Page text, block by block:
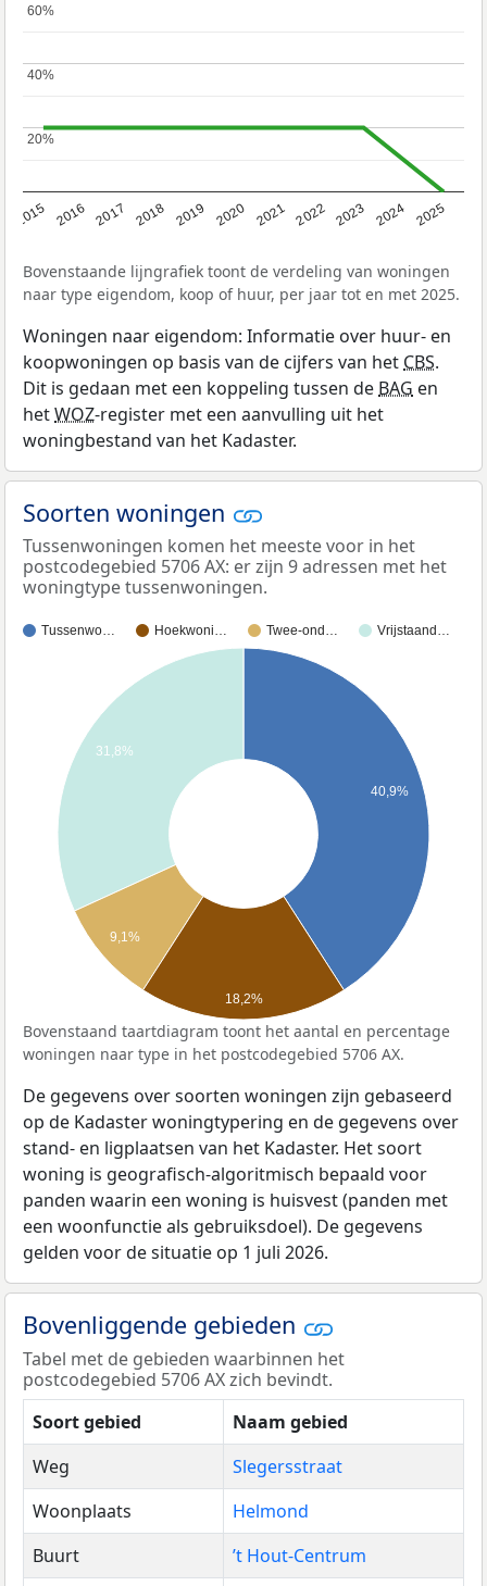
2015 2016 2017 2018 2019 2020 2021 2022 2023 2024 2025
20%
20%
40%
40%
60%
60%
Bovenstaande lijngrafiek toont de verdeling van woningen
naar type eigendom, koop of huur, per jaar tot en met 2025.
Woningen naar eigendom: Informatie over huur- en
koopwoningen op basis van de cijfers van het CBS.
Dit is gedaan met een koppeling tussen de BAG en
hetWOZ-register met een aanvulling uit het
woningbestand van het Kadaster.
Soorten woningen
Tussenwoningen komen het meeste voor in het
postcodegebied 5706 AX: er zijn 9 adressen met het
woningtype tussenwoningen.
Tussenwo… Hoekwoni… Twee-ond… Vrijstaand…
40,9%
31,8%
9,1%
18,2%
Bovenstaand taartdiagram toont het aantal en percentage
woningen naar type in het postcodegebied 5706 AX.
De gegevens over soorten woningen zijn gebaseerd
op de Kadaster woningtypering en de gegevens over
stand- en ligplaatsen van het Kadaster. Het soort
woning is geografisch-algoritmisch bepaald voor
panden waarin een woning is huisvest (panden met
een woonfunctie als gebruiksdoel). De gegevens
gelden voor de situatie op 1 juli 2026.
Bovenliggende gebieden
Tabel met de gebieden waarbinnen het
postcodegebied 5706 AX zich bevindt.
Soort gebied
Naam gebied
Weg
Slegersstraat
Woonplaats
Helmond
Buurt
’t Hout-Centrum